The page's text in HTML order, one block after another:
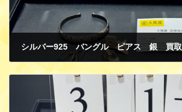
シルバー925 バングル ピアス 銀 買取
3月 1, 2025